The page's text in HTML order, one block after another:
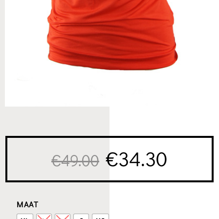
€49.00
prijs
€34.30
prijs
MAAT